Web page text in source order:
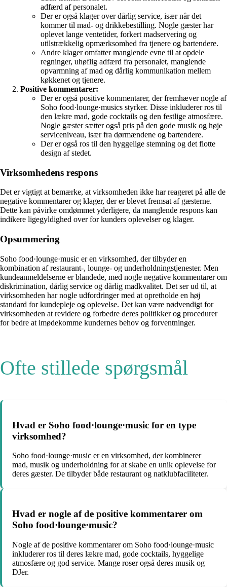
adfærd af personalet.
Der er også klager over dårlig service, især når det
kommer til mad- og drikkebestilling. Nogle gæster har
oplevet lange ventetider, forkert madservering og
utilstrækkelig opmærksomhed fra tjenere og bartendere.
Andre klager omfatter manglende evne til at opdele
regninger, uhøflig adfærd fra personalet, manglende
opvarmning af mad og dårlig kommunikation mellem
køkkenet og tjenere.
Positive kommentarer:
Der er også positive kommentarer, der fremhæver nogle af
Soho food·lounge·musics styrker. Disse inkluderer ros til
den lækre mad, gode cocktails og den festlige atmosfære.
Nogle gæster sætter også pris på den gode musik og høje
serviceniveau, især fra dørmændene og bartendere.
Der er også ros til den hyggelige stemning og det flotte
design af stedet.
Virksomhedens respons
Det er vigtigt at bemærke, at virksomheden ikke har reageret på alle de
negative kommentarer og klager, der er blevet fremsat af gæsterne.
Dette kan påvirke omdømmet yderligere, da manglende respons kan
indikere ligegyldighed over for kunders oplevelser og klager.
Opsummering
Soho food·lounge·music er en virksomhed, der tilbyder en
kombination af restaurant-, lounge- og underholdningstjenester. Men
kundeanmeldelserne er blandede, med nogle negative kommentarer om
diskrimination, dårlig service og dårlig madkvalitet. Det ser ud til, at
virksomheden har nogle udfordringer med at opretholde en høj
standard for kundepleje og oplevelse. Det kan være nødvendigt for
virksomheden at revidere og forbedre deres politikker og procedurer
for bedre at imødekomme kundernes behov og forventninger.
Ofte stillede spørgsmål
Hvad er Soho food·lounge·music for en type
virksomhed?
Soho food·lounge·music er en virksomhed, der kombinerer
mad, musik og underholdning for at skabe en unik oplevelse for
deres gæster. De tilbyder både restaurant og natklubfaciliteter.
Hvad er nogle af de positive kommentarer om
Soho food·lounge·music?
Nogle af de positive kommentarer om Soho food·lounge·music
inkluderer ros til deres lækre mad, gode cocktails, hyggelige
atmosfære og god service. Mange roser også deres musik og
DJer.